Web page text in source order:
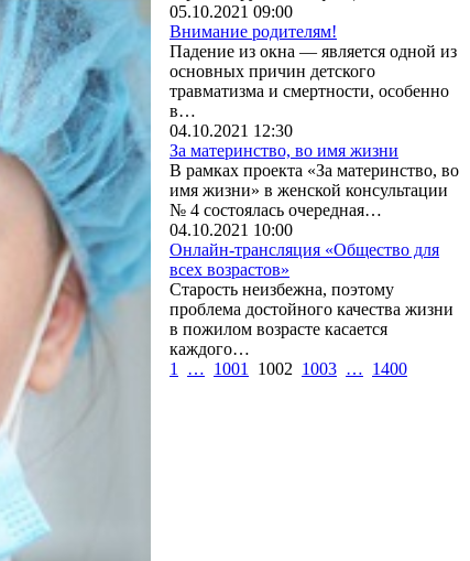
05.10.2021 09:00
Внимание родителям!
Падение из окна — является одной из
основных причин детского
травматизма и смертности, особенно
в…
04.10.2021 12:30
За материнство, во имя жизни
В рамках проекта «За материнство, во
имя жизни» в женской консультации
№ 4 состоялась очередная…
04.10.2021 10:00
Онлайн-трансляция «Общество для
всех возрастов»
Старость неизбежна, поэтому
проблема достойного качества жизни
в пожилом возрасте касается
каждого…
1
… 1001 1002 1003 … 1400